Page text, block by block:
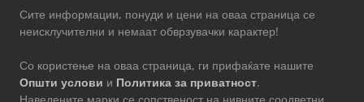
Сите информации, понуди и цени на оваа страница се
неисклучителни и немаат обврзувачки карактер!
Со користење на оваа страница, ги прифаќате нашите
Општи услови и Политика за приватност.